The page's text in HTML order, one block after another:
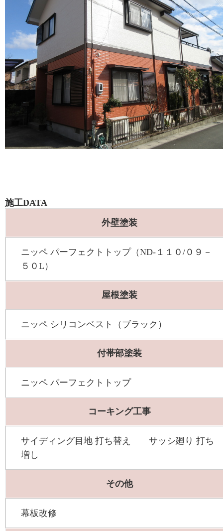
施工DATA
外壁塗装
ニッペ パーフェクトトップ（ND-１１０/０９－
５０L）
屋根塗装
ニッペ シリコンベスト（ブラック）
付帯部塗装
ニッペ パーフェクトトップ
コーキング工事
サイディング目地 打ち替え サッシ廻り 打ち
増し
その他
幕板改修